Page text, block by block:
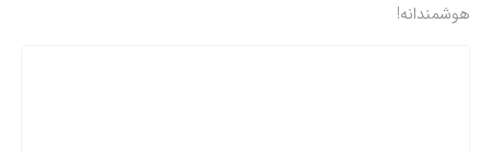
هوشمندانه!